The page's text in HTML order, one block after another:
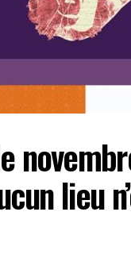
lieu